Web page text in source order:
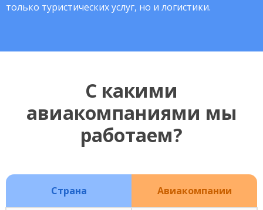
только туристических услуг, но и логистики.
С какими
авиакомпаниями мы
работаем?
Страна Авиакомпании